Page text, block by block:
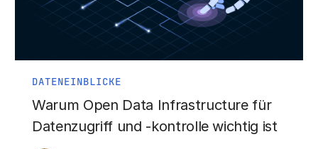
DATENEINBLICKE
Warum Open Data Infrastructure für
Datenzugriff und -kontrolle wichtig ist